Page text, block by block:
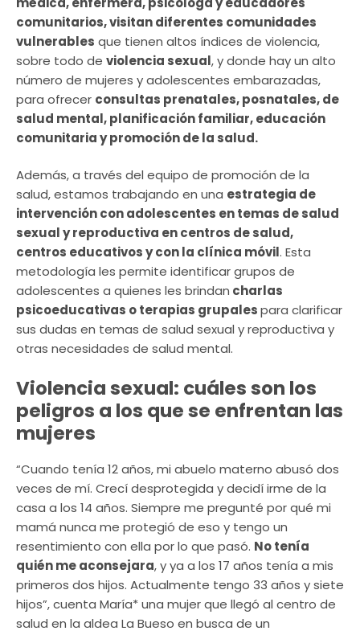
comunitarios, visitan diferentes comunidades
vulnerables que tienen altos índices de violencia,
sobre todo de violencia sexual, y donde hay un alto
número de mujeres y adolescentes embarazadas,
para ofrecer consultas prenatales, posnatales, de
salud mental, planificación familiar, educación
comunitaria y promoción de la salud.
Además, a través del equipo de promoción de la
salud, estamos trabajando en una estrategia de
intervención con adolescentes en temas de salud
sexual y reproductiva en centros de salud,
centros educativos y con la clínica móvil. Esta
metodología les permite identificar grupos de
adolescentes a quienes les brindan charlas
psicoeducativas o terapias grupalespara clarificar
sus dudas en temas de salud sexual y reproductiva y
otras necesidades de salud mental.
Violencia sexual: cuáles son los
peligros a los que se enfrentan las
mujeres
“Cuando tenía 12 años, mi abuelo materno abusó dos
veces de mí. Crecí desprotegida y decidí irme de la
casa a los 14 años. Siempre me pregunté por qué mi
mamá nunca me protegió de eso y tengo un
resentimiento con ella por lo que pasó. No tenía
quién me aconsejara, y ya a los 17 años tenía a mis
primeros dos hijos. Actualmente tengo 33 años y siete
hijos”, cuenta María* una mujer que llegó al centro de
salud en la aldea La Bueso en busca de un